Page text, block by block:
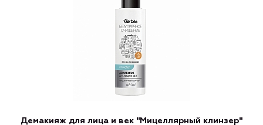
Демакияж для лица и век "Мицеллярный клинзер"